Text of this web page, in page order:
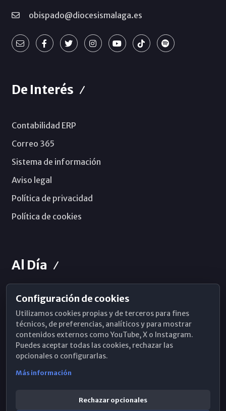
obispado@diocesismalaga.es
De Interés
Contabilidad ERP
Correo 365
Sistema de información
Aviso legal
Política de privacidad
Política de cookies
Al Día
Horarios de Misa
Hemeroteca
WhatsApp
Configuración de cookies
Utilizamos cookies propias y de terceros para fines
técnicos, de preferencias, analíticos y para mostrar
contenidos externos como YouTube, X o Instagram.
Puedes aceptar todas las cookies, rechazar las
opcionales o configurarlas.
Más información
Rechazar opcionales